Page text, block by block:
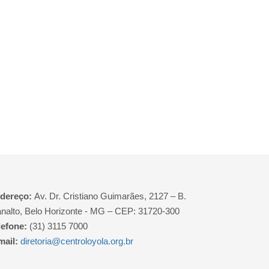
Av. Dr. Cristiano Guimarães, 2127 – B.
Belo Horizonte - MG – CEP: 31720-300
(31) 3115 7000
diretoria@centroloyola.org.br